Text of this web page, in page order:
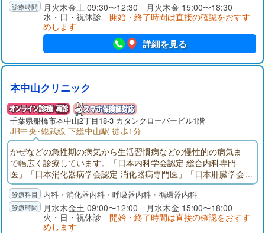
月火木金土 09:30〜12:30 月火木金 15:00〜18:30
水・日・祝休診 開始・終了時間は直接の確認をおすす
めします
詳細を見る
本中山クリニック
千葉県船橋市本中山2丁目18-3 カタンクローバービル1階
JR中央･総武線 下総中山駅 徒歩1分
かぜなどの急性期の病気から生活習慣病などの慢性的の病気ま
で幅広く診療しています。「日本内科学会認定 総合内科専門
医」「日本消化器病学会認定 消化器病専門医」「日本肝臓学会
認定 肝臓専門医」として、地域の皆さまに貢献できるよう努力
しています。内科の病気に関して、何でも相談できる地域のク
リニックを目指していますので、お気軽に話をしにいらしてく
内科・消化器内科・呼吸器内科・循環器内科
月水木金土 09:00〜12:00 月水木金 15:00〜18:00
火・日・祝休診 開始・終了時間は直接の確認をおすす
めします